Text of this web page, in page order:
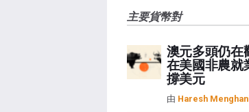
主要貨幣對
澳元多頭仍在
在美國非農就
撐美元
由 Haresh